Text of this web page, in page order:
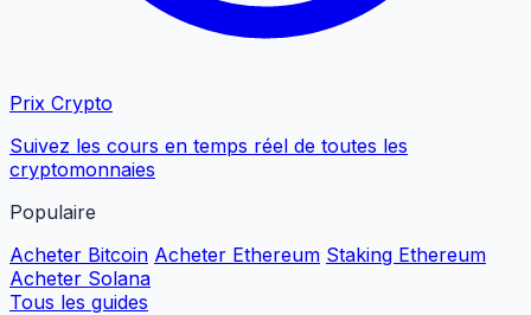
Prix Crypto
Suivez les cours en temps réel de toutes les
cryptomonnaies
Populaire
Acheter Bitcoin Acheter Ethereum Staking Ethereum
Acheter Solana
Tous les guides